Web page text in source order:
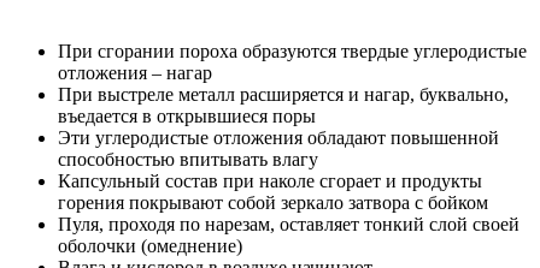
При сгорании пороха образуются твердые углеродистые
отложения – нагар
При выстреле металл расширяется и нагар, буквально,
въедается в открывшиеся поры
Эти углеродистые отложения обладают повышенной
способностью впитывать влагу
Капсульный состав при наколе сгорает и продукты
горения покрывают собой зеркало затвора с бойком
Пуля, проходя по нарезам, оставляет тонкий слой своей
оболочки (омеднение)